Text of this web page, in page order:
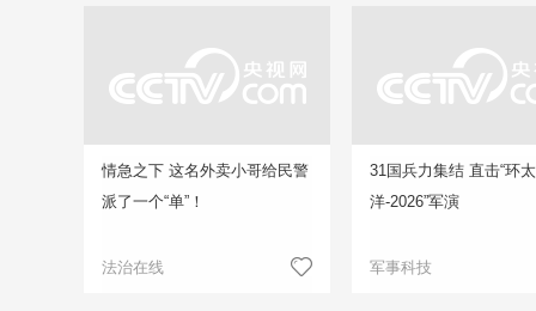
情急之下 这名外卖小哥给民警
派了一个“单”！
法治在线
31国兵力集结 直击“环
洋-2026”军演
军事科技